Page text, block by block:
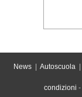
News| Autoscuola|
condizioni -